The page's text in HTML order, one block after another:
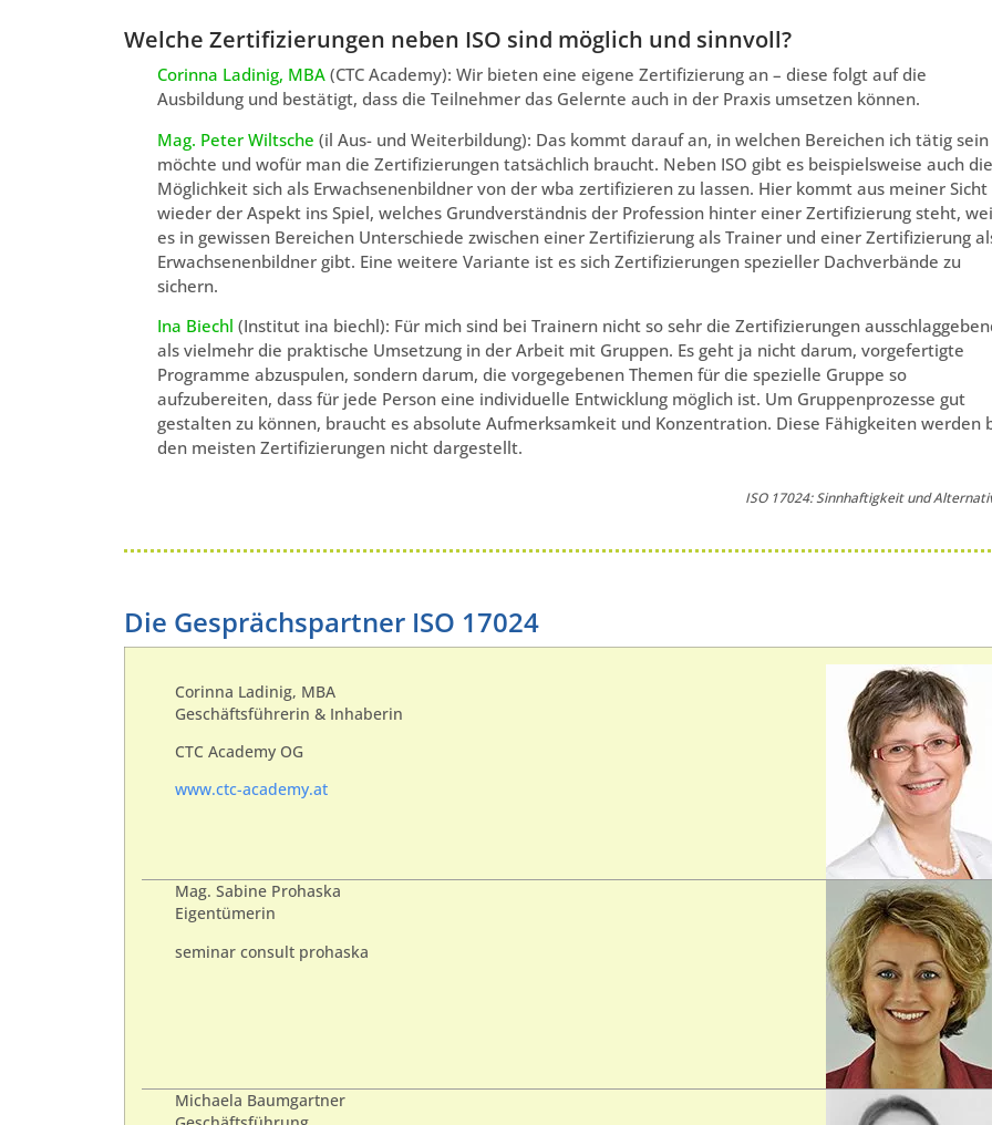
Welche Zertifizierungen neben ISO sind möglich und sinnvoll?
Corinna Ladinig, MBA (CTC Academy): Wir bieten eine eigene Zertifizierung an – diese folgt auf die
Ausbildung und bestätigt, dass die Teilnehmer das Gelernte auch in der Praxis umsetzen können.
Mag. Peter Wiltsche (il Aus- und Weiterbildung): Das kommt darauf an, in welchen Bereichen ich tätig sein
möchte und wofür man die Zertifizierungen tatsächlich braucht. Neben ISO gibt es beispielsweise auch die
Möglichkeit sich als Erwachsenenbildner von der wba zertifizieren zu lassen. Hier kommt aus meiner Sicht
wieder der Aspekt ins Spiel, welches Grundverständnis der Profession hinter einer Zertifizierung steht,
es in gewissen Bereichen Unterschiede zwischen einer Zertifizierung als Trainer und einer Zertifizierung
Erwachsenenbildner gibt. Eine weitere Variante ist es sich Zertifizierungen spezieller Dachverbände zu
sichern.
Ina Biechl (Institut ina biechl): Für mich sind bei Trainern nicht so sehr die Zertifizierungen
als vielmehr die praktische Umsetzung in der Arbeit mit Gruppen. Es geht ja nicht darum, vorgefertigte
Programme abzuspulen, sondern darum, die vorgegebenen Themen für die spezielle Gruppe so
aufzubereiten, dass für jede Person eine individuelle Entwicklung möglich ist. Um Gruppenprozesse gut
gestalten zu können, braucht es absolute Aufmerksamkeit und Konzentration. Diese Fähigkeiten werden
den meisten Zertifizierungen nicht dargestellt.
ISO 17024: Sinnhaftigkeit und
Die Gesprächspartner ISO 17024
Corinna Ladinig, MBA
Geschäftsführerin & Inhaberin
CTC Academy OG
www.ctc-academy.at
Mag. Sabine Prohaska
Eigentümerin
seminar consult prohaska
Michaela Baumgartner